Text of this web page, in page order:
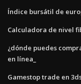
Índice bursátil de
Calculadora de nivel
¿dónde puedes
en línea_
Gamestop trade en